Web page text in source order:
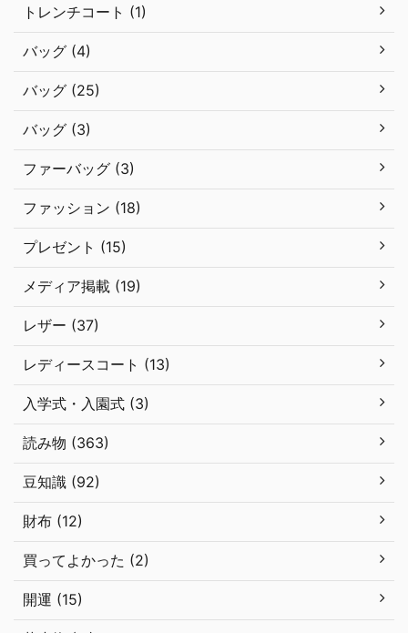
トレンチコート (1)
バッグ (4)
バッグ (25)
バッグ (3)
ファーバッグ (3)
ファッション (18)
プレゼント (15)
メディア掲載 (19)
レザー (37)
レディースコート (13)
入学式・入園式 (3)
読み物 (363)
豆知識 (92)
財布 (12)
買ってよかった (2)
開運 (15)